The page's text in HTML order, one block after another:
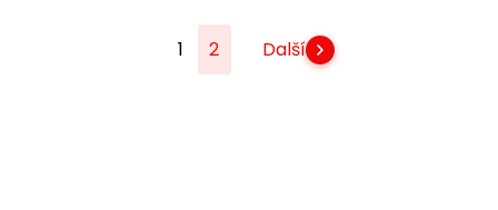
1 2 Další